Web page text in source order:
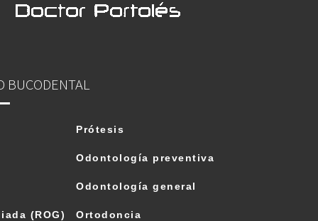
BUCODENTAL
(ROG)
Prótesis
Odontología preventiva
Odontología general
Ortodoncia